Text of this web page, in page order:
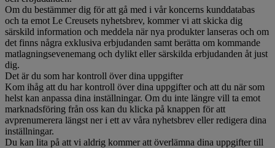
Om du bestämmer dig för att gå med i vår koncerns kunddatabas
och ta emot Le Creusets nyhetsbrev, kommer vi att skicka dig
särskild information och meddela när nya produkter lanseras och om
det finns några exklusiva erbjudanden samt berätta om kommande
matlagningsevenemang och dylikt eller särskilda erbjudanden åt just
dig.
Det är du som har kontroll över dina uppgifter
Kom ihåg att du har kontroll över dina uppgifter och att du när som
helst kan anpassa dina inställningar. Om du inte längre vill ta emot
marknadsföring från oss kan du klicka på knappen för att
avprenumerera längst ner i ett av våra nyhetsbrev eller redigera dina
inställningar.
Du kan lita på att vi aldrig kommer att överlämna dina uppgifter till